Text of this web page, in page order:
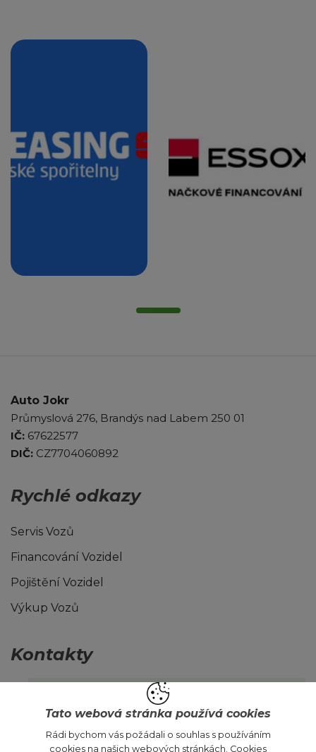
Tato webová stránka používá cookies
Rádi bychom vás požádali o souhlas s používáním
cookies na našich webových stránkách. Cookies
Auto Jokr
Průmyslová 276, Brandýs nad Labem 250 01
IČ: 67622577
DIČ: CZ7704060892
Rychlé odkazy
Servis Vozů
Financování Vozidel
Pojištění Vozidel
Výkup Vozů
Kontakty
ojetevozy@autojokr.cz